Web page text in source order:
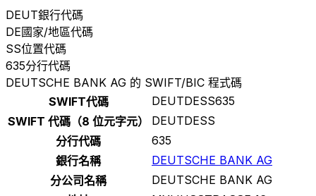
DEUT銀行代碼
DE國家/地區代碼
SS位置代碼
635分行代碼
DEUTSCHE BANK AG 的 SWIFT/BIC 程式碼
SWIFT代碼
DEUTDESS635
SWIFT 代碼（8 位元字元）
DEUTDESS
分行代碼
635
銀行名稱
DEUTSCHE BANK AG
分公司名稱
DEUTSCHE BANK AG